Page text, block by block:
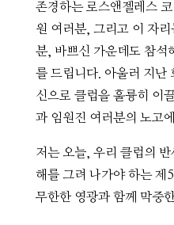
존경하는 로스앤젤레스
원 여러분, 그리고 이 자
분, 바쁘신 가운데도 참석
를 드립니다. 아울러 지난
신으로 클럽을 훌륭히 이
과 임원진 여러분의 노고
저는 오늘, 우리 클럽의
해를 그려 나가야 하는 제
무한한 영광과 함께 막중